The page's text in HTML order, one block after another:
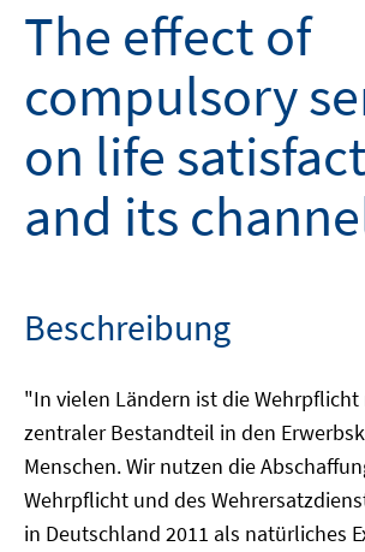
The effect of
compulsory
on life
and its
Beschreibung
"In vielen Ländern ist die Wehrpflicht
zentraler Bestandteil in den
Menschen. Wir nutzen die
Wehrpflicht und des
in Deutschland 2011 als natürliches